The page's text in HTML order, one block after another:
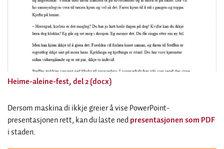
Heime-aleine-fest, del 2 (docx)
Dersom maskina di ikkje greier å vise PowerPoint-
presentasjonen rett, kan du laste ned presentasjonen som PDF
i staden.